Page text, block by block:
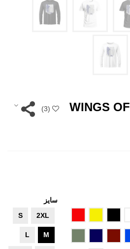
پوشیدنی با طرح WINGS OF
(
3
)
ای
ارتشی
سایز
2XL
S
M
L